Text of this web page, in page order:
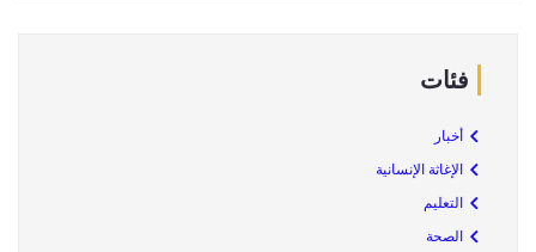
فئات
أخبار
الإغاثة الإنسانية
التعليم
الصحة